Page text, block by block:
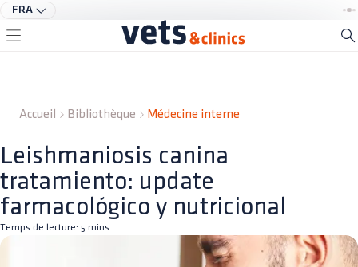
FRA
Accueil Bibliothèque Médecine interne
Leishmaniosis canina
tratamiento: update
farmacológico y nutricional
Temps de lecture: 5 mins